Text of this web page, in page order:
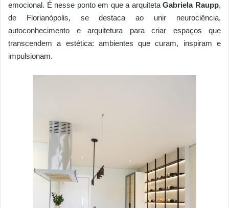
emocional. É nesse ponto em que a arquitetaGabriela Raupp,
de Florianópolis, se destaca ao unir neurociência,
autoconhecimento e arquitetura para criar espaços que
transcendem a estética: ambientes que curam, inspiram e
impulsionam.